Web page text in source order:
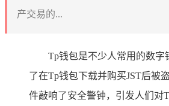
产交易的...
Tp钱包是不少人常用的数字
了在Tp钱包下载并购买JST后被
件敲响了安全警钟，引发人们对